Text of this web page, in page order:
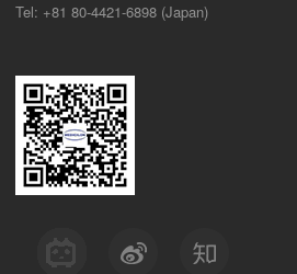
Tel: +81 80-4421-6898 (Japan)